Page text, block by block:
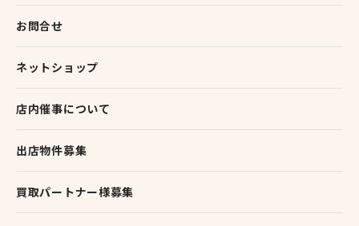
お問合せ
ネットショップ
店内催事について
出店物件募集
買取パートナー様募集